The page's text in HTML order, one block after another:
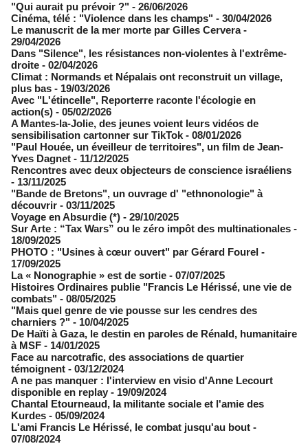
"Qui aurait pu prévoir ?" - 26/06/2026
Cinéma, télé : "Violence dans les champs" - 30/04/2026
Le manuscrit de la mer morte par Gilles Cervera -
29/04/2026
Dans "Silence", les résistances non-violentes à l'extrême-
droite - 02/04/2026
Climat : Normands et Népalais ont reconstruit un village,
plus bas - 19/03/2026
Avec "L'étincelle", Reporterre raconte l'écologie en
action(s) - 05/02/2026
A Mantes-la-Jolie, des jeunes voient leurs vidéos de
sensibilisation cartonner sur TikTok - 08/01/2026
"Paul Houée, un éveilleur de territoires", un film de Jean-
Yves Dagnet - 11/12/2025
Rencontres avec deux objecteurs de conscience israéliens
- 13/11/2025
"Bande de Bretons", un ouvrage d' "ethnonologie" à
découvrir - 03/11/2025
Voyage en Absurdie (*) - 29/10/2025
Sur Arte : “Tax Wars” ou le zéro impôt des multinationales -
18/09/2025
PHOTO : "Usines à cœur ouvert" par Gérard Fourel -
17/09/2025
La « Nonographie » est de sortie - 07/07/2025
Histoires Ordinaires publie "Francis Le Hérissé, une vie de
combats" - 08/05/2025
"Mais quel genre de vie pousse sur les cendres des
charniers ?" - 10/04/2025
De Haïti à Gaza, le destin en paroles de Rénald, humanitaire
à MSF - 14/01/2025
Face au narcotrafic, des associations de quartier
témoignent - 03/12/2024
A ne pas manquer : l'interview en visio d'Anne Lecourt
disponible en replay - 19/09/2024
Chantal Etourneaud, la militante sociale et l'amie des
Kurdes - 05/09/2024
L'ami Francis Le Hérissé, le combat jusqu'au bout -
07/08/2024